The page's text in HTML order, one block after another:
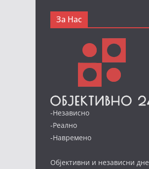
За Нас
-Независно
-Реално
-Навремено
Објективни и независни